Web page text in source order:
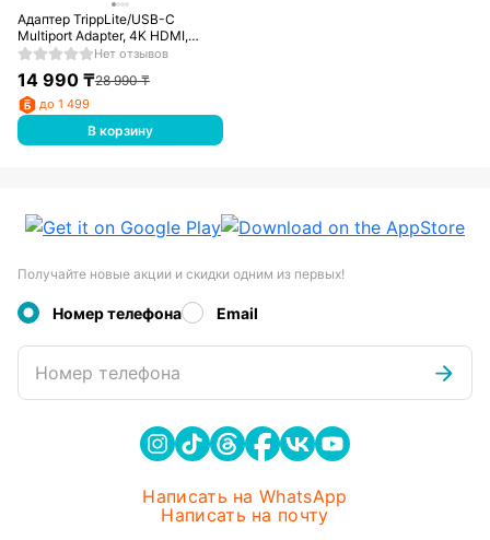
Адаптер TrippLite/USB-C
Multiport Adapter, 4K HDMI,
USB-A Port, Gbe, Self-Storing
Нет отзывов
14 990₸28 990₸
до 1 499
В корзину
Получайте новые акции и скидки одним из первых!
Номер телефона Email
Номер телефона
Написать на WhatsApp
Написать на почту